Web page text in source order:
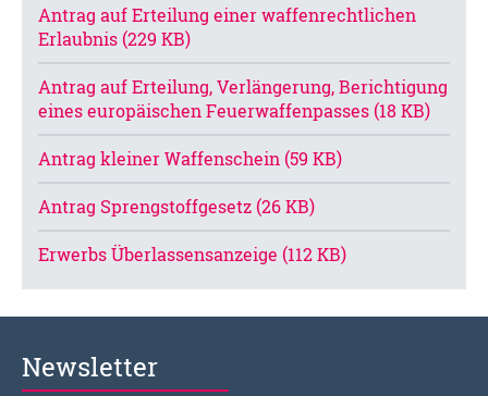
Antrag auf Erteilung einer waffenrechtlichen
Erlaubnis (229 KB)
Antrag auf Erteilung, Verlängerung, Berichtigung
eines europäischen Feuerwaffenpasses (18 KB)
Antrag kleiner Waffenschein (59 KB)
Antrag Sprengstoffgesetz (26 KB)
Erwerbs Überlassensanzeige (112 KB)
Newsletter